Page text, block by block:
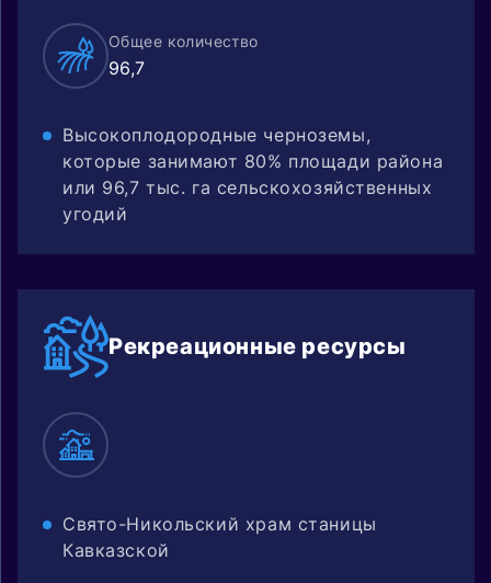
Общее количество
96,7
Высокоплодородные черноземы,
которые занимают 80% площади района
или 96,7 тыс. га сельскохозяйственных
угодий
Рекреационные ресурсы
Свято-Никольский храм станицы
Кавказской